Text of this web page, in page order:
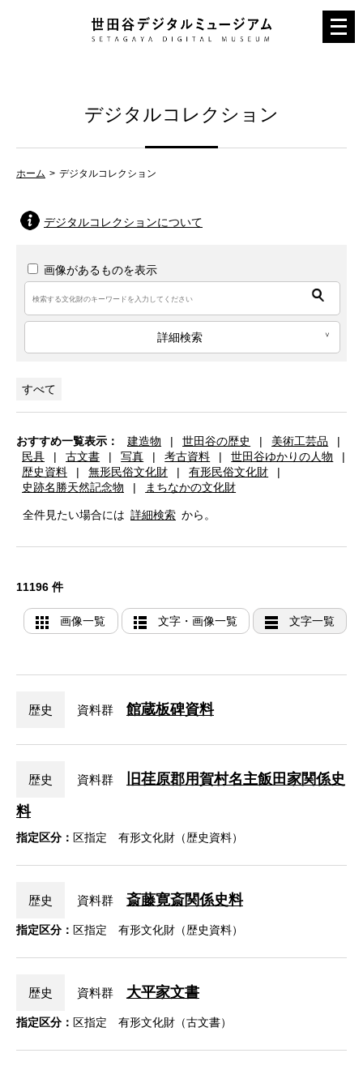
メ
ニ
デジタルコレクション
ホーム デジタルコレクション
デジタルコレクションについて
画像があるものを表示
詳細検索
すべて
おすすめ一覧表示： 建造物 | 世田谷の歴史 | 美術工芸品
|
民具
| 古文書 | 写真 | 考古資料 | 世田谷ゆかりの人物
|
歴史資料
| 無形民俗文化財 | 有形民俗文化財
|
史跡名勝天然記念物
| まちなかの文化財
全件見たい場合には 詳細検索 から。
11196 件
画像一覧 文字・画像一覧 文字一覧
歴史 資料群 館蔵板碑資料
歴史 資料群
旧荏原郡用賀村名主飯田家関係史
料
指定区分： 区指定 有形文化財（歴史資料）
歴史 資料群 斎藤寛斎関係史料
指定区分： 区指定 有形文化財（歴史資料）
歴史 資料群 大平家文書
指定区分： 区指定 有形文化財（古文書）